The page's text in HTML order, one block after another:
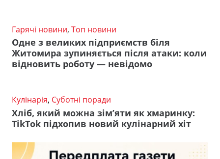
Гарячі новини, Топ новини
Одне з великих підприємств біля
Житомира зупиняється після атаки: коли
відновить роботу — невідомо
Кулінарія, Суботні поради
Хліб, який можна зім’яти як хмаринку:
TikTok підхопив новий кулінарний хіт